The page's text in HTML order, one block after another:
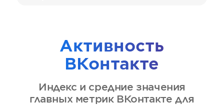
Активность
ВКонтакте
Индекс и средние значения
главных метрик ВКонтакте для